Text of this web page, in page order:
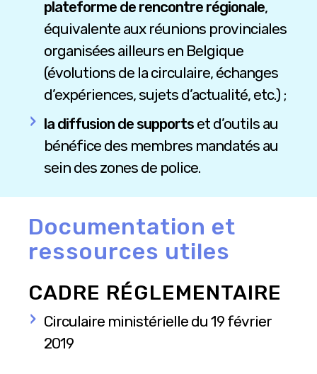
plateforme de rencontre régionale,
équivalente aux réunions provinciales
organisées ailleurs en Belgique
(évolutions de la circulaire, échanges
d’expériences, sujets d’actualité, etc.) ;
la diffusion de supports et d’outils au
bénéfice des membres mandatés au
sein des zones de police.
Documentation et
ressources utiles
CADRE RÉGLEMENTAIRE
Circulaire ministérielle du 19 février
2019